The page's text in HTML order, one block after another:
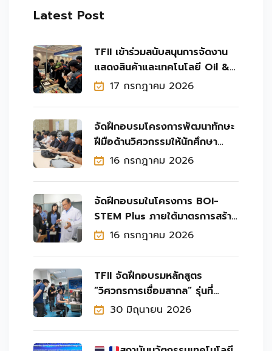
Latest Post
TFII เข้าร่วมสนับสนุนการจัดงาน
แสดงสินค้าและเทคโนโลยี Oil &
Gas Roadshow 2026 ครั้งที่ 11
17 กรกฎาคม 2026
จัดฝึกอบรมโครงการพัฒนาทักษะ
ฝีมือด้านวิศวกรรมให้นักศึกษา
วิทยาลัยเทคโนโลยีอุตสาหกรรม
16 กรกฎาคม 2026
จัดฝึกอบรมในโครงการ BOI-
STEM Plus ภายใต้มาตรการสร้าง
บุคลากรทักษะสูงสำหรับ
16 กรกฎาคม 2026
TFII จัดฝึกอบรมหลักสูตร
“วิศวกรการเชื่อมสากล” รุ่นที่
18/2569 (International
30 มิถุนายน 2026